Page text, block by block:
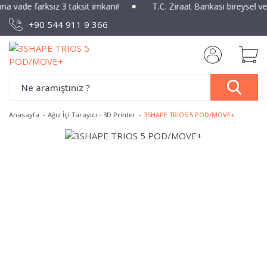
vade farksız 3 taksit imkanı! T.C. Ziraat Bankası bireysel
+90 544 911 9 366
Anasayfa Ağız İçi Tarayıcı - 3D Printer 3SHAPE TRIOS 5 POD/MOVE+